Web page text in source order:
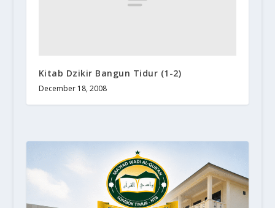
Kitab Dzikir Bangun Tidur (1-2)
December 18, 2008